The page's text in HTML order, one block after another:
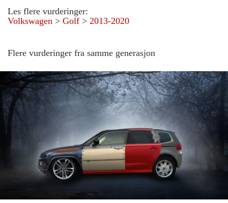
Les flere vurderinger:
Volkswagen > Golf > 2013-2020
Flere vurderinger fra samme generasjon